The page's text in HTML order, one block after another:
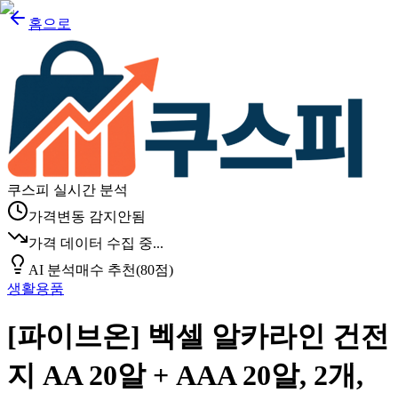
홈으로
쿠스피 실시간 분석
가격변동 감지안됨
가격 데이터 수집 중...
AI 분석매수 추천(80점)
생활용품
[파이브온] 벡셀 알카라인 건전
지 AA 20알 + AAA 20알, 2개,